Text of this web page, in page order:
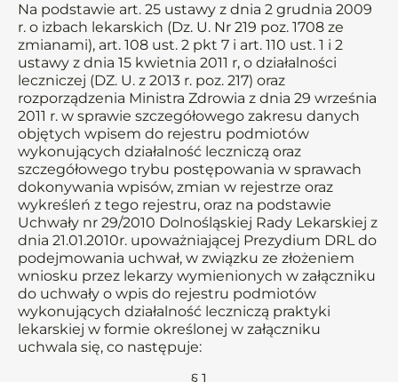
Na podstawie art. 25 ustawy z dnia 2 grudnia 2009
r. o izbach lekarskich (Dz. U. Nr 219 poz. 1708 ze
zmianami), art. 108 ust. 2 pkt 7 i art. 110 ust. 1 i 2
ustawy z dnia 15 kwietnia 2011 r, o działalności
leczniczej (DZ. U. z 2013 r. poz. 217) oraz
rozporządzenia Ministra Zdrowia z dnia 29 września
2011 r. w sprawie szczegółowego zakresu danych
objętych wpisem do rejestru podmiotów
wykonujących działalność leczniczą oraz
szczegółowego trybu postępowania w sprawach
dokonywania wpisów, zmian w rejestrze oraz
wykreśleń z tego rejestru, oraz na podstawie
Uchwały nr 29/2010 Dolnośląskiej Rady Lekarskiej z
dnia 21.01.2010r. upoważniającej Prezydium DRL do
podejmowania uchwał, w związku ze złożeniem
wniosku przez lekarzy wymienionych w załączniku
do uchwały o wpis do rejestru podmiotów
wykonujących działalność leczniczą praktyki
lekarskiej w formie określonej w załączniku
uchwala się, co następuje: